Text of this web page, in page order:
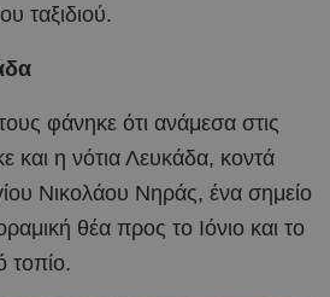
ταξιδιού.
φάνηκε ότι ανάμεσα στις
και η νότια Λευκάδα, κοντά
Νικολάου Νηράς, ένα σημείο
θέα προς το Ιόνιο και το
τοπίο.